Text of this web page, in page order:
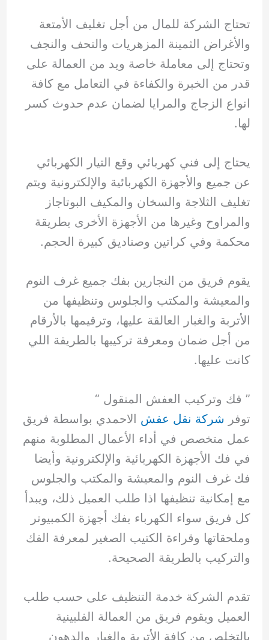
تحتاج الشركة للمال من أجل تغليف الأمتعة
والأغراض الثمينة المزهريات والتحف والنجف
وتحتاج إلى معاملة خاصة ويد من العمالة على
قدر من الخبرة والكفاءة في التعامل مع كافة
انواع الزجاج والمرايا لضمان عدم حدوث كسر
لها.
يحتاج إلى فني كهربائي وقع التيار الكهربائي
عن جميع والأجهزة الكهربائية والإلكترونية ويتم
تغليف الثلاجة والسخان والمكيف البوتاجاز
والمراوح وغيرها من الأجهزة الأخرى بطريقة
محكمة وفي كراتين وصناديق كبيرة الحجم.
يقوم فريق من النجارين بفك جميع غرف النوم
والمعيشة والمكتب والجلوس وتنظيفها من
الأتربة والغبار العالقة عليها، وترقيمها بالأرقام
من أجل ضمان ومعرفة تركيبها بالطريقة اللي
كانت عليها.
” فك وتركيب العفش المنقول “
توفر شركة نقل عفش الاحمدي بواسطة فريق
عمل متخصص في أداء الأعمال المطلوبة منهم
في فك الأجهزة الكهربائية والإلكترونية وأيضا
فك غرف النوم والمعيشة والمكتب والجلوس
مع إمكانية تنظيفها اذا طلب العميل ذلك، ويبدأ
كل فريق سواء الكهرباء بفك أجهزة الكمبيوتر
وملحقاتها وقراءة الكتيب الصغير لمعرفة الفك
والتركيب بالطريقة الصحيحة.
تقدم الشركة خدمة التنظيف على حسب طلب
العميل ويقوم فريق من العمالة الفلبينية
بالتخلص من كافة الأتربة والغبار والدهون